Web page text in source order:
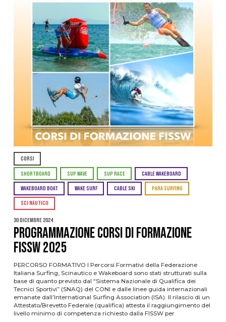
CORSI
SHORTBOARD SUP WAVE SUP RACE CABLE WAKEBOARD
WAKEBOARD BOAT WAKE SURF CABLE SKI PARA SURFING
SCI NAUTICO
30 Dicembre 2024
PROGRAMMAZIONE CORSI DI FORMAZIONE
FISSW 2025
PERCORSO FORMATIVO I Percorsi Formativi della Federazione
Italiana Surfing, Scinautico e Wakeboard sono stati strutturati sulla
base di quanto previsto dal “Sistema Nazionale di Qualifica dei
Tecnici Sportivi” (SNAQ) del CONI e dalle linee guida internazionali
emanate dall’International Surfing Association (ISA). Il rilascio di un
Attestato/Brevetto Federale (qualifica) attesta il raggiungimento del
livello minimo di competenza richiesto dalla FISSW per